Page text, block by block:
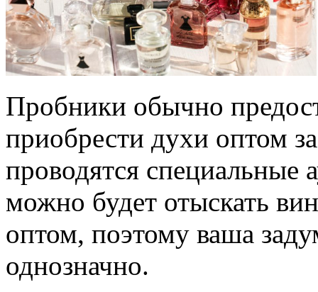
Пробники обычно
приобрести духи оптом
проводятся специальные
можно будет отыскать
оптом, поэтому ваша
однозначно.